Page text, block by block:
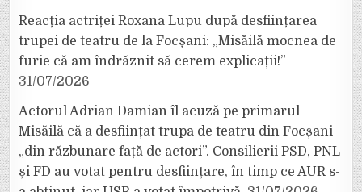
Reacția actriței Roxana Lupu după desființarea
trupei de teatru de la Focșani: „Misăilă mocnea de
furie că am îndrăznit să cerem explicații!”
31/07/2026
Actorul Adrian Damian îl acuză pe primarul
Misăilă că a desființat trupa de teatru din Focșani
„din răzbunare față de actori”. Consilierii PSD, PNL
și FD au votat pentru desființare, în timp ce AUR s-